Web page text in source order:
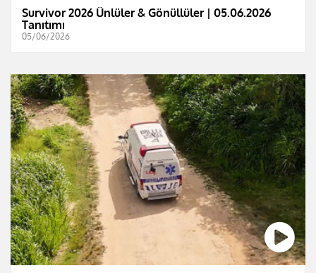
Survivor 2026 Ünlüler & Gönüllüler | 05.06.2026
Tanıtımı
05/06/2026